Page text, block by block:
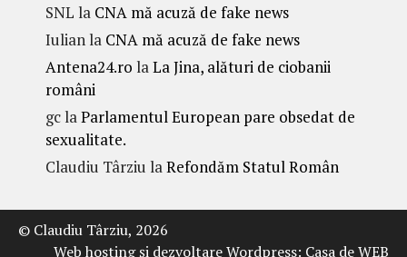
SNL la CNA mă acuză de fake news
Iulian la CNA mă acuză de fake news
Antena24.ro la La Jina, alături de ciobanii
români
gcla Parlamentul European pare obsedat de
sexualitate.
Claudiu Târziu la Refondăm Statul Român
© Claudiu Târziu, 2026
Web hosting şi dezvoltare Wordpress: Casa de WEB